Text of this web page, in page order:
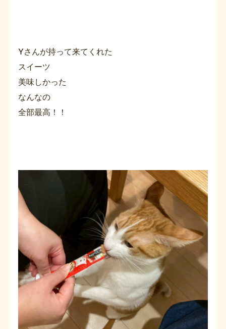
Yさんが持って来てくれた
スイーツ
美味しかった
なんなの
全部最高！！